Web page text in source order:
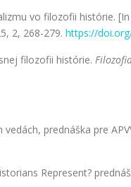
vo filozofii histórie.
2, 268-279. https://
filozofii histórie.
prednáška pre
Represent?